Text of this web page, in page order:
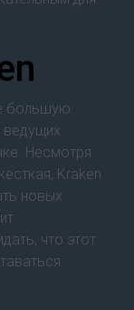
большую
ведущих
Несмотря
Kraken
новых
что этот